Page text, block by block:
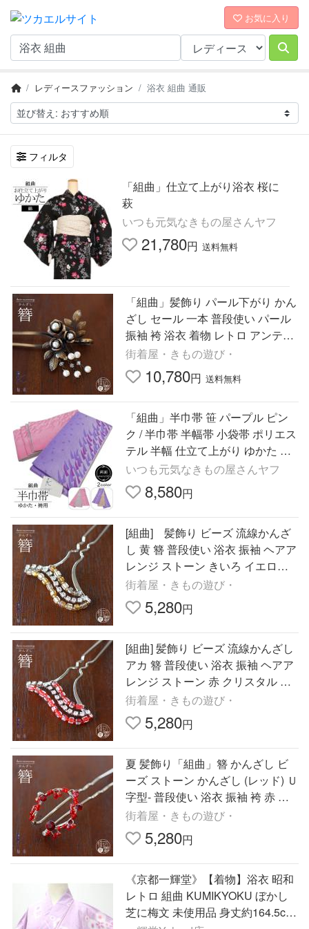
お気に入り
レディースファッション 浴衣 組曲 通販
フィルタ
「組曲」仕立て上がり浴衣 桜に
萩
いつも元気なきもの屋さんヤフ
21,780円 送料無料
「組曲」髪飾り パール下がり かん
ざし セール 一本 普段使い パール
振袖 袴 浴衣 着物 レトロ アンティ
ーク ゴールド ホワイト 白 さがり
街着屋・きもの遊び・
10,780円 送料無料
「組曲」半巾帯 笹 パープル ピン
ク / 半巾帯 半幅帯 小袋帯 ポリエス
テル 半幅 仕立て上がり ゆかた 浴
衣 袴 はかま 女性用 レディース 婦
人用 和装 送料無料
いつも元気なきもの屋さんヤフ
8,580円
[組曲] 髪飾り ビーズ 流線かんざ
し 黄 簪 普段使い 浴衣 振袖 ヘアア
レンジ ストーン きいろ イエロー
クリスタル シルバー モダン 着物
和装 洋装
街着屋・きもの遊び・
5,280円
[組曲] 髪飾り ビーズ 流線かんざし
アカ 簪 普段使い 浴衣 振袖 ヘアア
レンジ ストーン 赤 クリスタル シ
ルバー モダン 着物 和装 洋装
街着屋・きもの遊び・
5,280円
夏 髪飾り「組曲」簪 かんざし ビ
ーズ ストーン かんざし (レッド) Ｕ
字型- 普段使い 浴衣 振袖 袴 赤 ワ
インレッド クリア 透明 クリスタ
ル
街着屋・きもの遊び・
5,280円
《京都一輝堂》【着物】浴衣 昭和
レトロ 組曲 KUMIKYOKU ぼかし
芝に梅文 未使用品 身丈約164.5cm